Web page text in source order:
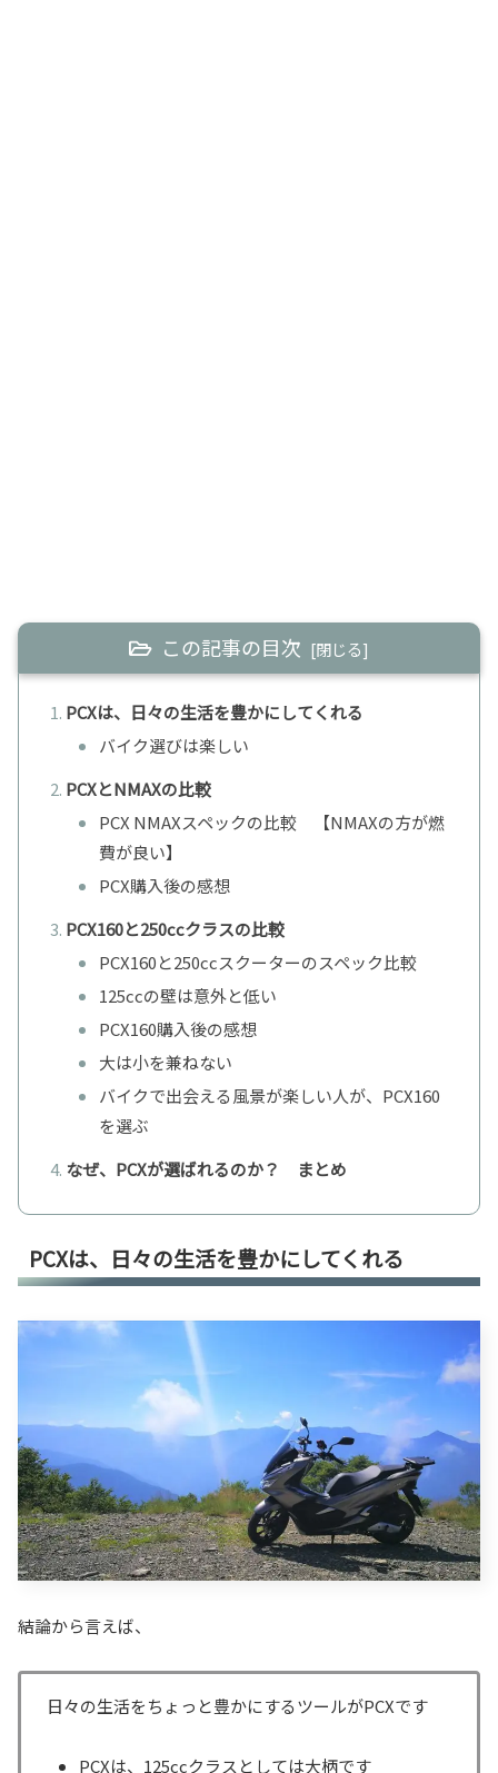
この記事の目次
PCXは、日々の生活を豊かにしてくれる
バイク選びは楽しい
PCXとNMAXの比較
PCX NMAXスペックの比較 【NMAXの方が燃
費が良い】
PCX購入後の感想
PCX160と250ccクラスの比較
PCX160と250ccスクーターのスペック比較
125ccの壁は意外と低い
PCX160購入後の感想
大は小を兼ねない
バイクで出会える風景が楽しい人が、PCX160
を選ぶ
なぜ、PCXが選ばれるのか？ まとめ
PCXは、日々の生活を豊かにしてくれる
結論から言えば、
日々の生活をちょっと豊かにするツールがPCXです
PCXは、125ccクラスとしては大柄です